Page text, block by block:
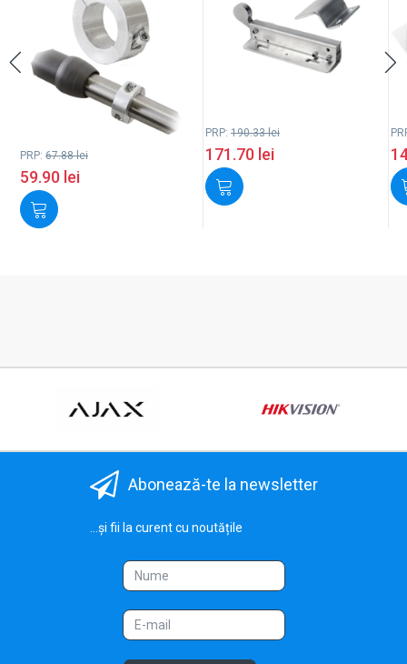
PRP: 67.88lei
59.90 lei
PRP: 190.33lei
171.70 lei
Abonează-te la newsletter
...și fii la curent cu noutățile